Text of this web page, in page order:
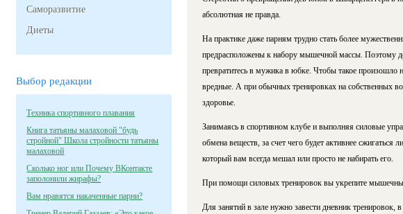
Саморазвитие
Диеты
Выбор редакции
Техника спортивного плавания
Книга татьяны малаховой "будь
стройной" Школа стройности татьяны
малаховой
Сколько ног или Почему ВКонтакте
заполонили жирафы?
Вам нравятся накаченные парни?
абсолютная не правда.
На практике даже парням трудно стать более
предрасположены к набору мышечной массы. Поэтому
превратитесь в мужика в юбке. Чтобы такое произошло
вредные. А при обычных тренировках на собственных
здоровье.
Занимаясь в спортивном клубе и выполняя силовые
обмена веществ, за счет чего будет активнее
который вам всегда мешал или просто не набирать его.
При помощи силовых тренировок вы укрепите
Для занятий в зале нужно завести дневник тренировок,